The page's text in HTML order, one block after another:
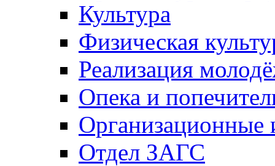
Культура
Физическая
Реализация
Опека и
Отдел ЗАГС